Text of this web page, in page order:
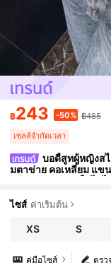
฿243 -50% ฿485
เซลล์จำกัดเวลา
บอดี้สูทผู้หญิงสไ
มตาข่าย คอเหลี่ยม แข
ไซส์ ค่าเริ่มต้น
XS S
ตรว
คู่มือไซส์